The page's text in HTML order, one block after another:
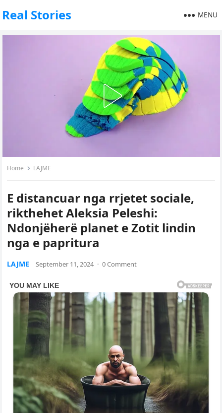
Real Stories MENU
Home LAJME
E distancuar nga rrjetet sociale,
rikthehet Aleksia Peleshi:
Ndonjëherë planet e Zotit lindin
nga e papritura
LAJME September 11, 2024 · 0 Comment